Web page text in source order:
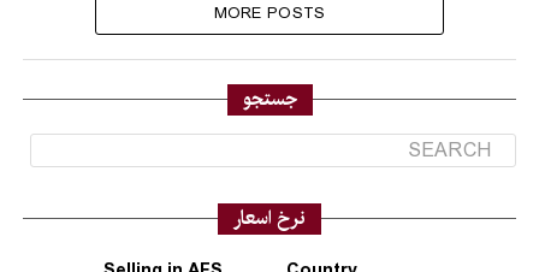
MORE POSTS
جستجو
نرخ اسعار